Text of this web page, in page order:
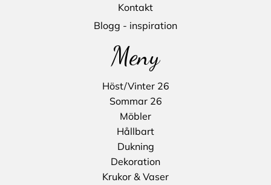
Kontakt
Blogg - inspiration
Meny
Höst/Vinter 26
Sommar 26
Möbler
Hållbart
Dukning
Dekoration
Krukor & Vaser